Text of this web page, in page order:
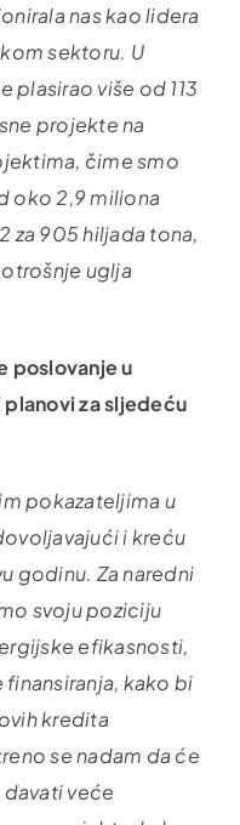
nas kao lidera
sektoru. U
plasirao više od 113
projekte na
čime smo
oko 2,9 miliona
za 905 hiljada tona,
uglja
poslovanje u
za sljedeću
pokazateljima u
i kreću
godinu. Za naredni
svoju poziciju
efikasnosti,
kako bi
kredita
se nadam da će
veće